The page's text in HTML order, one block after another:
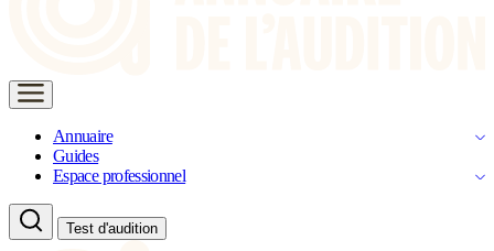
Annuaire
Guides
Espace professionnel
Test d'audition